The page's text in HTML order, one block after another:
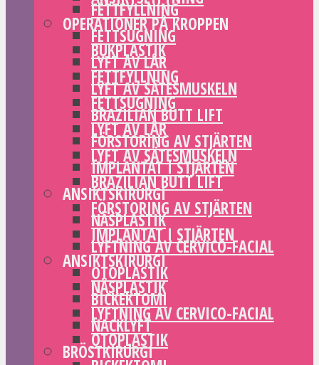
FETTFYLLNING
FETTSUGNING
LYFT AV LÅR
LYFT AV SÄTESMUSKELN
BRAZILIAN BUTT LIFT
FÖRSTORING AV STJÄRTEN
IMPLANTAT I STJÄRTEN
ANSIKTSKIRURGI
NÄSPLASTIK
LYFTNING AV CERVICO-FACIAL
OTOPLASTIK
BICKEKTOMI
NACKLYFT
BRÖSTKIRURGI
OPERATIONER PÅ KROPPEN
BUKPLASTIK
FETTFYLLNING
FETTSUGNING
LYFT AV LÅR
LYFT AV SÄTESMUSKELN
BRAZILIAN BUTT LIFT
FÖRSTORING AV STJÄRTEN
IMPLANTAT I STJÄRTEN
ANSIKTSKIRURGI
NÄSPLASTIK
LYFTNING AV CERVICO-FACIAL
OTOPLASTIK